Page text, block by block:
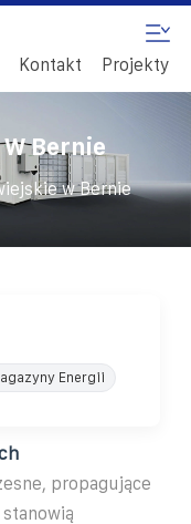
Kontakt Projekty
Bernie
w Bernie
Energii
propagujące